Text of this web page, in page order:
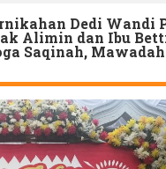
Dedi Wandi
Alimin dan Ibu
Saqinah, Mawadah